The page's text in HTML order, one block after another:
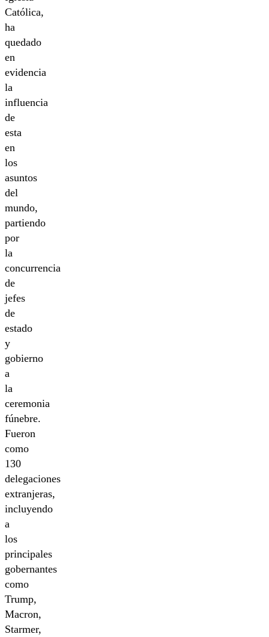
Católica,
ha
quedado
en
evidencia
la
influencia
de
esta
en
los
asuntos
del
mundo,
partiendo
por
la
concurrencia
de
jefes
de
estado
y
gobierno
a
la
ceremonia
fúnebre.
Fueron
como
130
delegaciones
extranjeras,
incluyendo
a
los
principales
gobernantes
como
Trump,
Macron,
Starmer,